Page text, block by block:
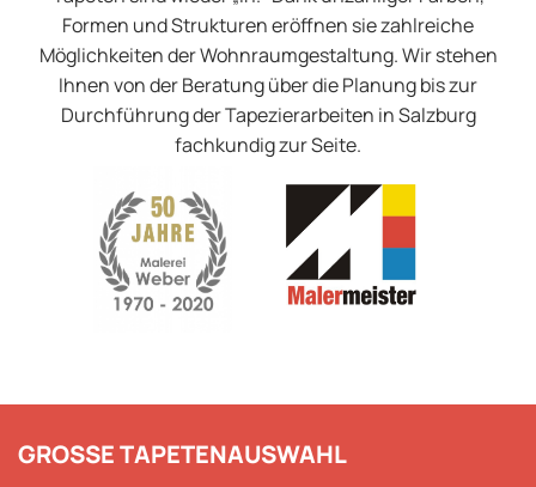
Formen und Strukturen eröffnen sie zahlreiche
Möglichkeiten der Wohnraumgestaltung. Wir stehen
Ihnen von der Beratung über die Planung bis zur
Durchführung der Tapezierarbeiten in Salzburg
fachkundig zur Seite.
GROSSE TAPETENAUSWAHL